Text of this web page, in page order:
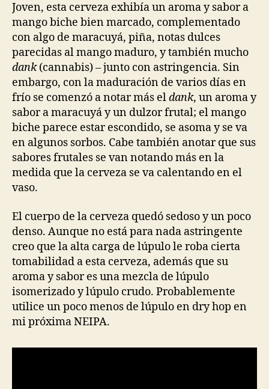
Joven, esta cerveza exhibía un aroma y sabor a
mango biche bien marcado, complementado
con algo de maracuyá, piña, notas dulces
parecidas al mango maduro, y también mucho
dank(cannabis) – junto con astringencia. Sin
embargo, con la maduración de varios días en
frío se comenzó a notar más eldank, un aroma y
sabor a maracuyá y un dulzor frutal; el mango
biche parece estar escondido, se asoma y se va
en algunos sorbos. Cabe también anotar que sus
sabores frutales se van notando más en la
medida que la cerveza se va calentando en el
vaso.
El cuerpo de la cerveza quedó sedoso y un poco
denso. Aunque no está para nada astringente
creo que la alta carga de lúpulo le roba cierta
tomabilidad a esta cerveza, además que su
aroma y sabor es una mezcla de lúpulo
isomerizado y lúpulo crudo. Probablemente
utilice un poco menos de lúpulo en dry hop en
mi próxima NEIPA.